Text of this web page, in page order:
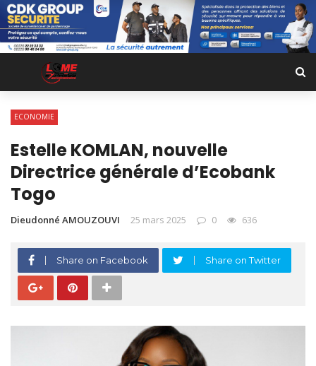
ECONOMIE
Estelle KOMLAN, nouvelle
Directrice générale d’Ecobank
Togo
Dieudonné AMOUZOUVI 25 mars 2025 0 636
Share on Facebook Share on Twitter